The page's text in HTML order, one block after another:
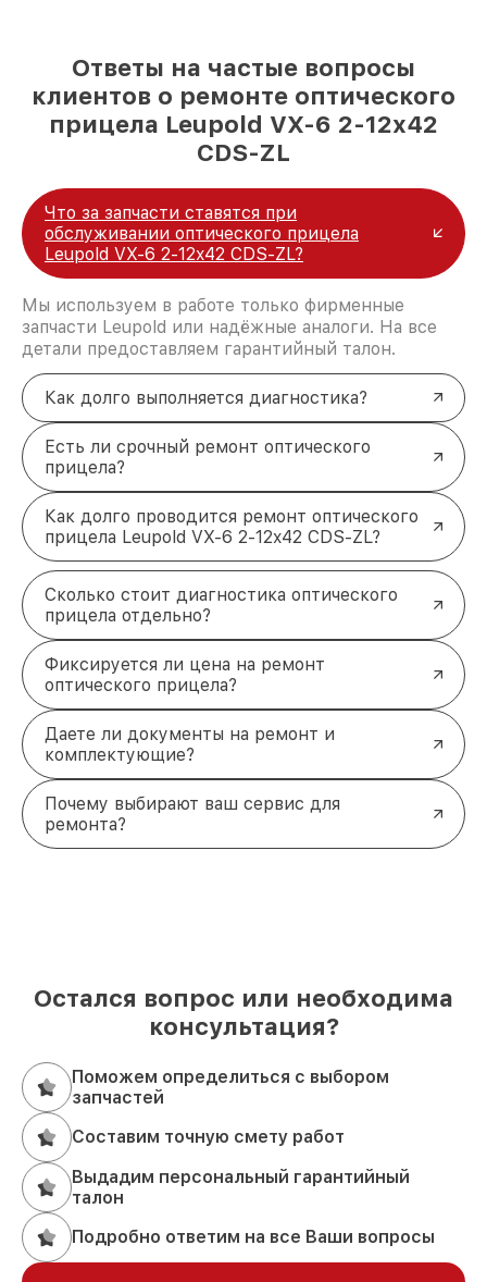
Ответы на частые вопросы
клиентов о ремонте оптического
прицела Leupold VX-6 2-12x42
CDS-ZL
Что за запчасти ставятся при
обслуживании оптического прицела
Leupold VX-6 2-12x42 CDS-ZL?
Мы используем в работе только фирменные
запчасти Leupold или надёжные аналоги. На все
детали предоставляем гарантийный талон.
Как долго выполняется диагностика?
Есть ли срочный ремонт оптического
прицела?
Как долго проводится ремонт оптического
прицела Leupold VX-6 2-12x42 CDS-ZL?
Сколько стоит диагностика оптического
прицела отдельно?
Фиксируется ли цена на ремонт
оптического прицела?
Даете ли документы на ремонт и
комплектующие?
Почему выбирают ваш сервис для
ремонта?
Остался вопрос или необходима
консультация?
Поможем определиться с выбором
запчастей
Составим точную смету работ
Выдадим персональный гарантийный
талон
Подробно ответим на все Ваши вопросы